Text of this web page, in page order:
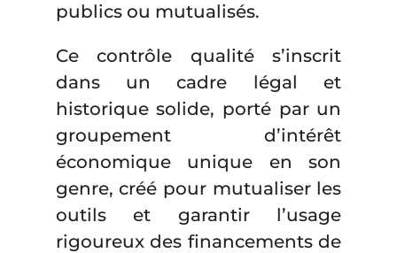
publics ou mutualisés.
Ce contrôle qualité s’inscrit
dans un cadre légal et
historique solide, porté par un
groupement d’intérêt
économique unique en son
genre, créé pour mutualiser les
outils et garantir l’usage
rigoureux des financements de